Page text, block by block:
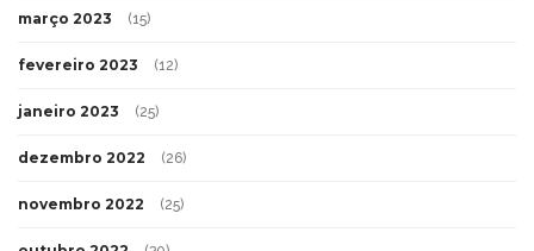
março 2023 (15)
fevereiro 2023 (12)
janeiro 2023 (25)
dezembro 2022 (26)
novembro 2022 (25)